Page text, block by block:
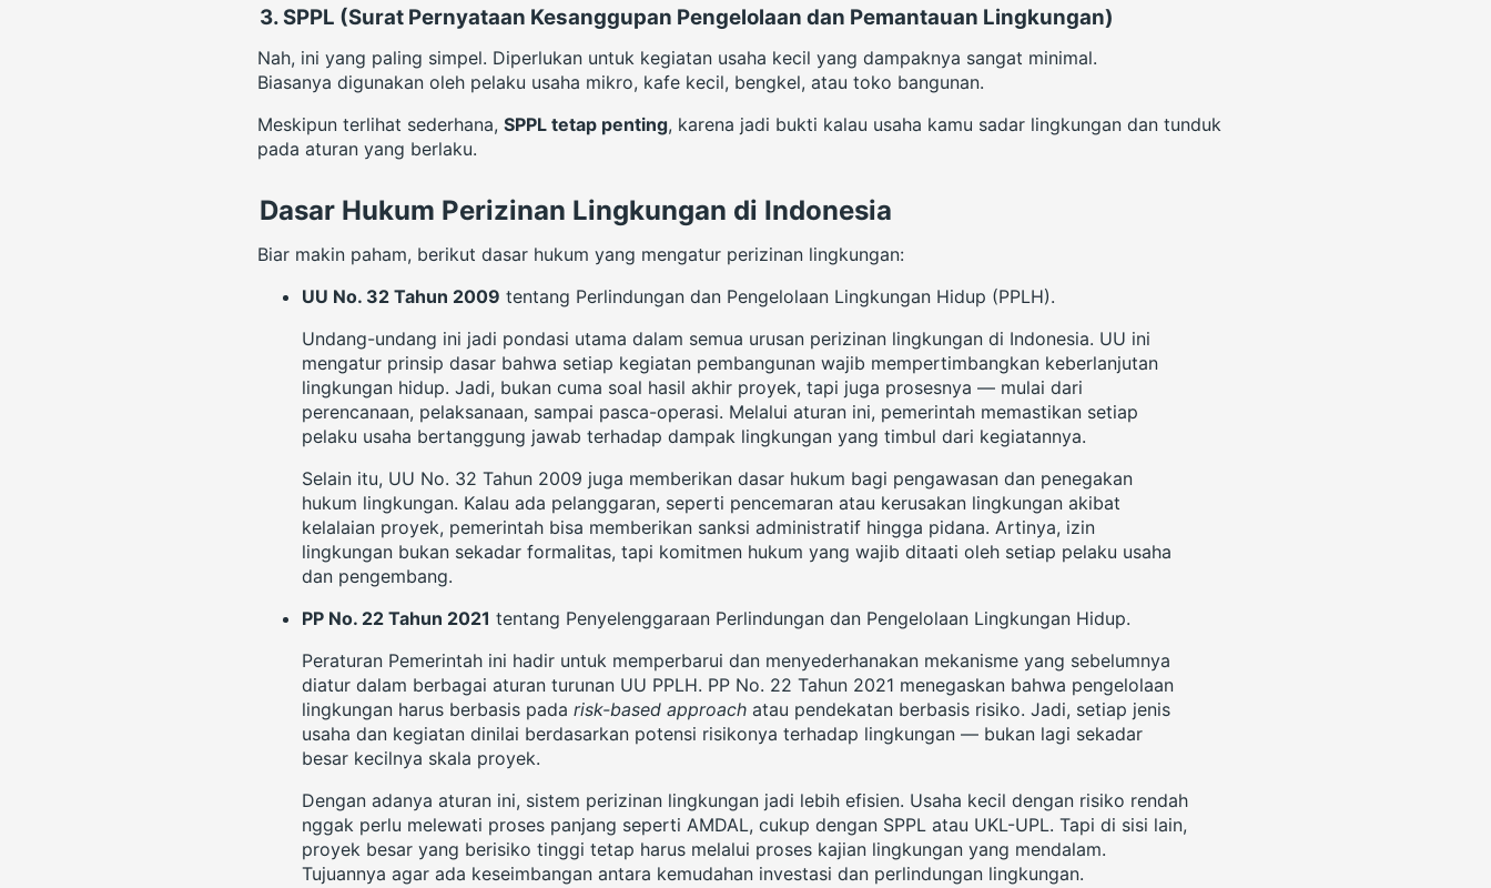
3. SPPL (Surat Pernyataan Kesanggupan Pengelolaan dan Pemantauan Lingkungan)
Nah, ini yang paling simpel. Diperlukan untuk kegiatan usaha kecil yang dampaknya sangat minimal.
Biasanya digunakan oleh pelaku usaha mikro, kafe kecil, bengkel, atau toko bangunan.
Meskipun terlihat sederhana, SPPL tetap penting, karena jadi bukti kalau usaha kamu sadar lingkungan dan tunduk
pada aturan yang berlaku.
Dasar Hukum Perizinan Lingkungan di Indonesia
Biar makin paham, berikut dasar hukum yang mengatur perizinan lingkungan:
UU No. 32 Tahun 2009 tentang Perlindungan dan Pengelolaan Lingkungan Hidup (PPLH).
Undang-undang ini jadi pondasi utama dalam semua urusan perizinan lingkungan di Indonesia. UU ini
mengatur prinsip dasar bahwa setiap kegiatan pembangunan wajib mempertimbangkan keberlanjutan
lingkungan hidup. Jadi, bukan cuma soal hasil akhir proyek, tapi juga prosesnya — mulai dari
perencanaan, pelaksanaan, sampai pasca-operasi. Melalui aturan ini, pemerintah memastikan setiap
pelaku usaha bertanggung jawab terhadap dampak lingkungan yang timbul dari kegiatannya.
Selain itu, UU No. 32 Tahun 2009 juga memberikan dasar hukum bagi pengawasan dan penegakan
hukum lingkungan. Kalau ada pelanggaran, seperti pencemaran atau kerusakan lingkungan akibat
kelalaian proyek, pemerintah bisa memberikan sanksi administratif hingga pidana. Artinya, izin
lingkungan bukan sekadar formalitas, tapi komitmen hukum yang wajib ditaati oleh setiap pelaku usaha
dan pengembang.
PP No. 22 Tahun 2021 tentang Penyelenggaraan Perlindungan dan Pengelolaan Lingkungan Hidup.
Peraturan Pemerintah ini hadir untuk memperbarui dan menyederhanakan mekanisme yang sebelumnya
diatur dalam berbagai aturan turunan UU PPLH. PP No. 22 Tahun 2021 menegaskan bahwa pengelolaan
lingkungan harus berbasis pada risk-based approach atau pendekatan berbasis risiko. Jadi, setiap jenis
usaha dan kegiatan dinilai berdasarkan potensi risikonya terhadap lingkungan — bukan lagi sekadar
besar kecilnya skala proyek.
Dengan adanya aturan ini, sistem perizinan lingkungan jadi lebih efisien. Usaha kecil dengan risiko rendah
nggak perlu melewati proses panjang seperti AMDAL, cukup dengan SPPL atau UKL-UPL. Tapi di sisi lain,
proyek besar yang berisiko tinggi tetap harus melalui proses kajian lingkungan yang mendalam.
Tujuannya agar ada keseimbangan antara kemudahan investasi dan perlindungan lingkungan.